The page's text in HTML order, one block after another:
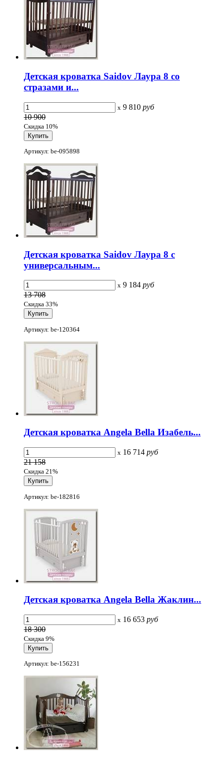
Детская кроватка Saidov Лаура 8 со
стразами и...
x 9 810 руб
10 900
Скидка 10%
Артикул: be-095898
Детская кроватка Saidov Лаура 8 с
универсальным...
x 9 184 руб
13 708
Скидка 33%
Артикул: be-120364
Детская кроватка Angela Bella Изабель...
x 16 714 руб
21 158
Скидка 21%
Артикул: be-182816
Детская кроватка Angela Bella Жаклин...
x 16 653 руб
18 300
Скидка 9%
Артикул: be-156231